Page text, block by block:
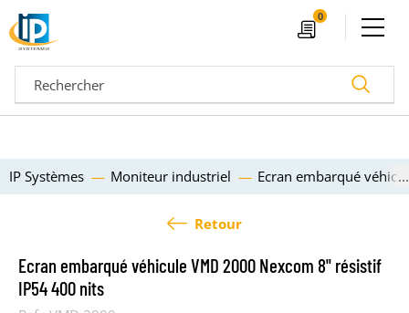
0
Devis Ouvrir le menu
IP Systèmes Moniteur industriel Ecran embarqué
Retour
Ecran embarqué véhicule VMD 2000 Nexcom 8" résistif
IP54 400 nits